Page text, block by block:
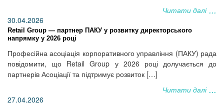
Читати далі
30.04.2026
Retail Group — партнер ПАКУ у розвитку директорського
напрямку у 2026 році
Професійна асоціація корпоративного управління (ПАКУ) рада
повідомити, що Retail Group у 2026 році долучається до
партнерів Асоціації та підтримує розвиток […]
Читати далі
27.04.2026